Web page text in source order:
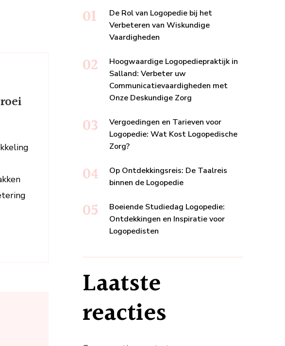
De Rol van Logopedie bij het
Verbeteren van Wiskundige
Vaardigheden
Hoogwaardige Logopediepraktijk in
Salland: Verbeter uw
Communicatievaardigheden met
Onze Deskundige Zorg
Vergoedingen en Tarieven voor
Logopedie: Wat Kost Logopedische
Zorg?
Op Ontdekkingsreis: De Taalreis
binnen de Logopedie
Boeiende Studiedag Logopedie:
Ontdekkingen en Inspiratie voor
Logopedisten
Laatste
reacties